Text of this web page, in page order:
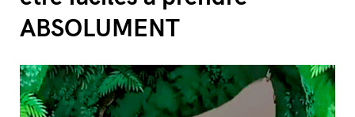
ABSOLUMENT